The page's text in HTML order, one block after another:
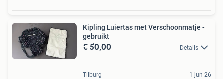
Kipling Luiertas met Verschoonmatje -
gebruikt
€ 50,00 Details
Tilburg 1 jun 26